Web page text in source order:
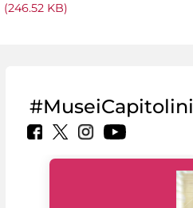
(246.52 KB)
#MuseiCapitolini